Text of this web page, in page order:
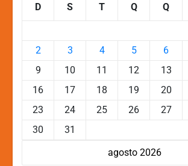
agosto 2026
D S T Q Q
2
3 4 5 6
9
10 11 12 13
16
17 18 19 20
23
24 25 26 27
30
31